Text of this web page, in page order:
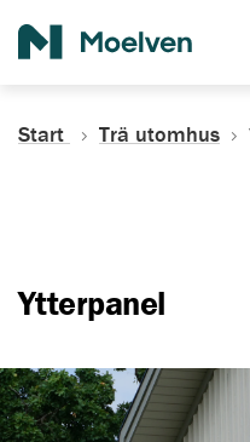
Start Trä utomhus
Ytterpanel